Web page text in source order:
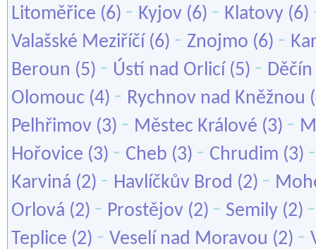
Litoměřice (6) - Kyjov (6) - Klatovy (6)
Valašské Meziříčí (6) - Znojmo (6) -
Beroun (5) - Ústí nad Orlicí (5) - Děčín
Olomouc (4) - Rychnov nad Kněžnou
Pelhřimov (3) - Městec Králové (3) -
Hořovice (3) - Cheb (3) - Chrudim (3)
Karviná (2) - Havlíčkův Brod (2) -
Orlová (2) - Prostějov (2) - Semily (2)
Teplice (2) - Veselí nad Moravou (2) -